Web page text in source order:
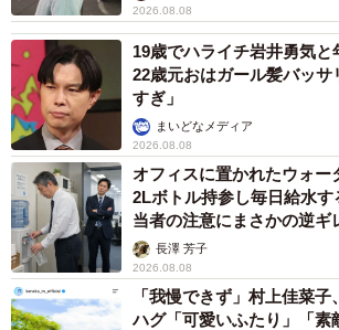
2026.08.08
19歳でハライチ岩井勇気と
22歳元おはガール髪バッ
すぎ」
まいどなメディア
2026.08.08
オフィスに置かれたウォ
2Lボトル持参し毎日給水
当者の注意にまさかの逆ギ
説】長澤 芳子
2026.08.08
「我慢できず」村上佳菜
ハグ「可愛いふたり」「素